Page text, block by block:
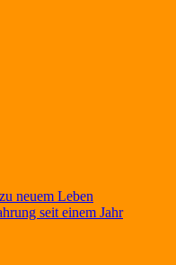
neuem Leben
seit einem Jahr